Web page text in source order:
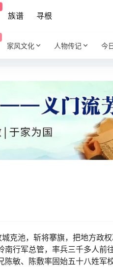
族谱 寻根
家风文化 人物传记 今
克池，斩将搴旗，把地方政
行军总管，率兵三千多人前
敏、陈敷率固始五十八姓军